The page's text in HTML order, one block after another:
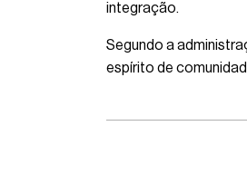
integração.
Segundo a
espírito de